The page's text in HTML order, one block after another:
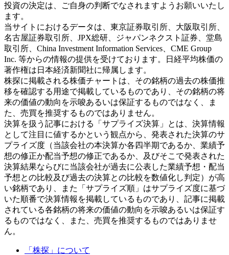
投資の決定は、ご自身の判断でなされますようお願いいたし
ます。
当サイトにおけるデータは、東京証券取引所、大阪取引所、
名古屋証券取引所、JPX総研、ジャパンネクスト証券、堂島
取引所、China Investment Information Services、CME Group
Inc. 等からの情報の提供を受けております。日経平均株価の
著作権は日本経済新聞社に帰属します。
株探に掲載される株価チャートは、その銘柄の過去の株価推
移を確認する用途で掲載しているものであり、その銘柄の将
来の価値の動向を示唆あるいは保証するものではなく、ま
た、売買を推奨するものではありません。
決算を扱う記事における「サプライズ決算」とは、決算情報
として注目に値するかという観点から、発表された決算のサ
プライズ度（当該会社の本決算か各四半期であるか、業績予
想の修正か配当予想の修正であるか、及びそこで発表された
決算結果ならびに当該会社が過去に公表した業績予想・配当
予想との比較及び過去の決算との比較を数値化し判定）が高
い銘柄であり、また「サプライズ順」はサプライズ度に基づ
いた順番で決算情報を掲載しているものであり、記事に掲載
されている各銘柄の将来の価値の動向を示唆あるいは保証す
るものではなく、また、売買を推奨するものではありませ
ん。
「株探」について